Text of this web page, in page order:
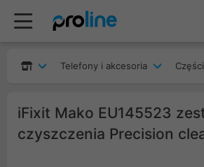
Telefony i akcesoria
iFixit Mako EU145523
czyszczenia Precision